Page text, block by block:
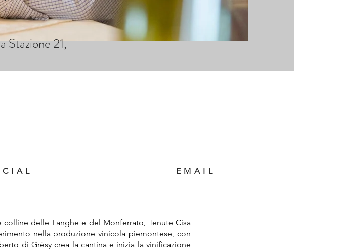
Stazione 21,
EMAIL
delle Langhe e del Monferrato, Tenute Cisa
nella produzione vinicola piemontese, con
di Grésy crea la cantina e inizia la vinificazione